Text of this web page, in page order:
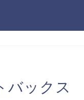
バックス